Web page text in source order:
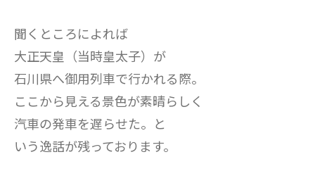
聞くところによれば
大正天皇（当時皇太子）が
石川県へ御用列車で行かれる際。
ここから見える景色が素晴らしく
汽車の発車を遅らせた。と
いう逸話が残っております。